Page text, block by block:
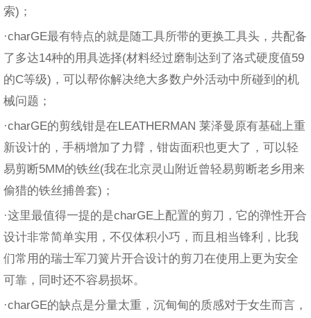
索)；
·charGE最有特点的就是随工具所带的更换工具头，共配备
了多达14种的用具选择(材料经过磨制达到了洛式硬度值59
的C等级)，可以帮你解决绝大多数户外活动中所碰到的机
械问题；
·charGE的剪线钳是在LEATHERMAN 莱泽曼原有基础上重
新设计的，手柄增加了力臂，钳齿面积也更大了，可以轻
易剪断5MM的铁丝(我在北京灵山附近曾轻易剪断老乡用来
偷猎的铁丝捕兽套)；
·这里最值得一提的是charGE上配置的剪刀，它的弹性开合
设计非常简单实用，不仅体积小巧，而且相当锋利，比我
们常用的瑞士军刀簧片开合设计的剪刀在使用上更为安全
可靠，同时还不容易损坏。
·charGE的缺点是分量太重，沉甸甸的质感对于女生而言，